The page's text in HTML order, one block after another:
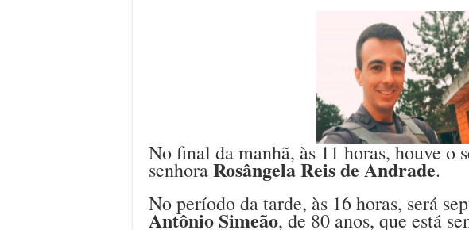
No final da manhã, às 11 horas, houve o
senhoraRosângela Reis de Andrade.
No período da tarde, às 16 horas, será
Antônio Simeão, de 80 anos, que está